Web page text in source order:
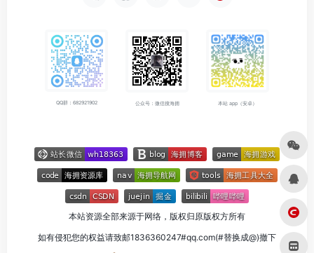
QQ群：682921902 公众号：微信搜海拥 本站 app（安卓）
本站资源全部来源于网络，版权归原版权方所有
如有侵犯您的权益请致邮1836360247#qq.com(#替换成@)撤下